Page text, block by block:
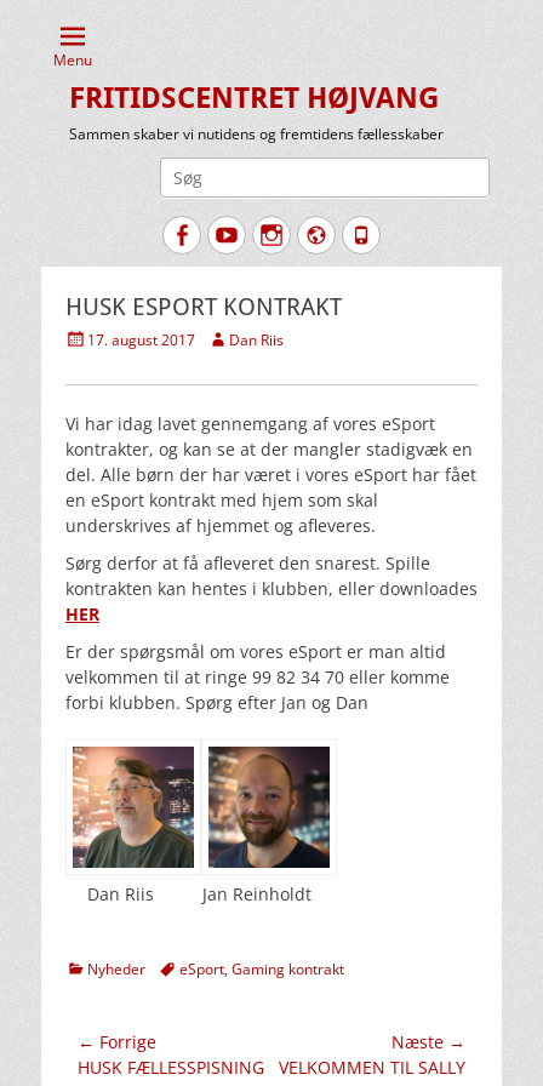
Menu
FRITIDSCENTRET HØJVANG
Sammen skaber vi nutidens og fremtidens fællesskaber
FacebookYouTubeInstagram
Website
Tlf.
HUSK ESPORT KONTRAKT
Udgivet
17. august 2017 Forfatter
Dan Riis
Vi har idag lavet gennemgang af vores eSport
kontrakter, og kan se at der mangler stadigvæk en
del. Alle børn der har været i vores eSport har fået
en eSport kontrakt med hjem som skal
underskrives af hjemmet og afleveres.
Sørg derfor at få afleveret den snarest. Spille
kontrakten kan hentes i klubben, eller downloades
HER
Er der spørgsmål om vores eSport er man altid
velkommen til at ringe 99 82 34 70 eller komme
forbi klubben. Spørg efter Jan og Dan
Dan Riis Jan Reinholdt
kategorier
Nyheder TagseSport, Gaming kontrakt
Indlægsnavigation
← Forrige
Forrige
HUSK FÆLLESSPISNING
Næste →
Næste
VELKOMMEN TIL SALLY